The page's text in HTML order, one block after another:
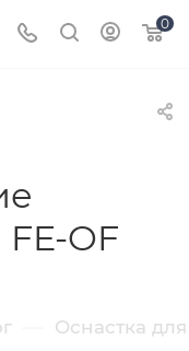
0
OF
Оснастка